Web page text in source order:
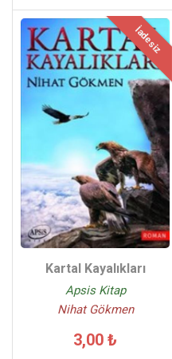
İadesiz
Kartal Kayalıkları
Apsis Kitap
Nihat Gökmen
3,00 ₺